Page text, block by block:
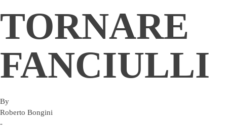
TORNARE
FANCIULLI
By
Roberto Bongini
-